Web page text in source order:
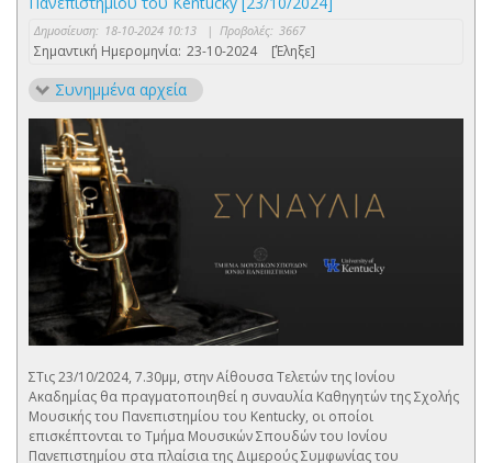
Δημοσίευση: 18-10-2024 10:13 | Προβολές: 3667
Σημαντική Ημερομηνία: 23-10-2024 [Έληξε]
Συνημμένα αρχεία
ΣΤις 23/10/2024, 7.30μμ, στην Αίθουσα Τελετών της Ιονίου
Ακαδημίας θα πραγματοποιηθεί η συναυλία Καθηγητών της Σχολής
Μουσικής του Πανεπιστημίου του Kentucky, οι οποίοι
επισκέπτονται το Τμήμα Μουσικών Σπουδών του Ιονίου
Πανεπιστημίου στα πλαίσια της Διμερούς Συμφωνίας του